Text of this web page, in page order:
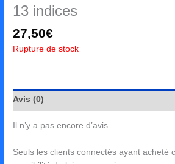
13 indices
27,50€
Rupture de stock
Avis (0)
Il n’y a pas encore d’avis.
Seuls les clients connectés ayant acheté